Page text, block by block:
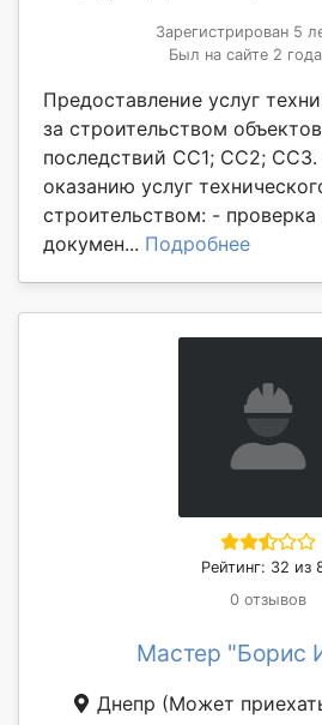
Зарегистрирован 5
Был на сайте 2
Предоставление услуг
за строительством
последствий СС1; СС2; СС3.
оказанию услуг
строительством: - проверка
докумен... Подробнее
Рейтинг: 32 из
0 отзывов
Мастер "Борис
Днепр (Может